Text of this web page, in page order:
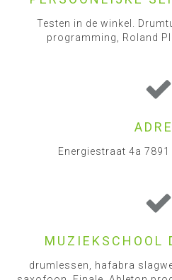
Testen in de winkel.
programming, Roland
Energiestraat 4a 7891
MUZIEKSCHOOL
drumlessen, hafabra